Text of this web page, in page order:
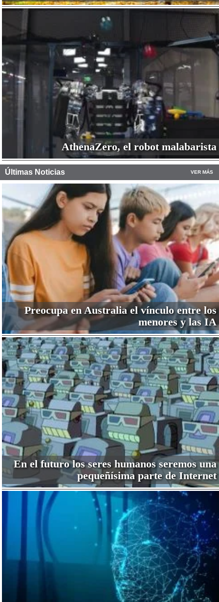
AthenaZero, el robot malabarista
Últimas Noticias VER MÁS
Preocupa en Australia el vínculo entre los
menores y las IA
En el futuro los seres humanos seremos una
pequeñísima parte de Internet